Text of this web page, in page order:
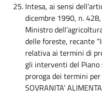
Intesa, ai sensi
dicembre 1990, n.
Ministro
delle foreste, recante
relativa ai termini di
gli interventi del Piano
proroga dei termini per
SOVRANITA’